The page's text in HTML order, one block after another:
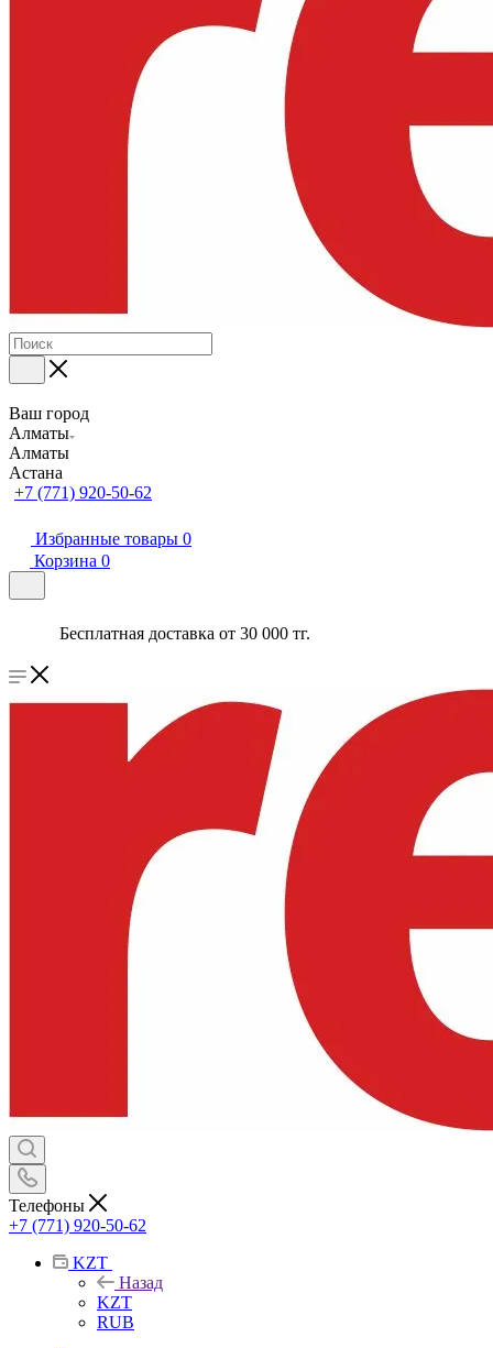
Ваш город
Алматы
Алматы
Астана
+7 (771) 920-50-62
Избранные товары 0
Корзина 0
Бесплатная доставка от 30 000 тг.
Телефоны
+7 (771) 920-50-62
KZT
Назад
KZT
RUB